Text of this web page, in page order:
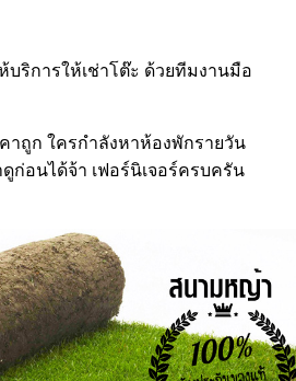
บริการให้เช่าโต๊ะ ด้วยทีมงานมือ
าถูก ใครกำลังหาห้องพักรายวัน
ดูก่อนได้จ้า เฟอร์นิเจอร์ครบครัน